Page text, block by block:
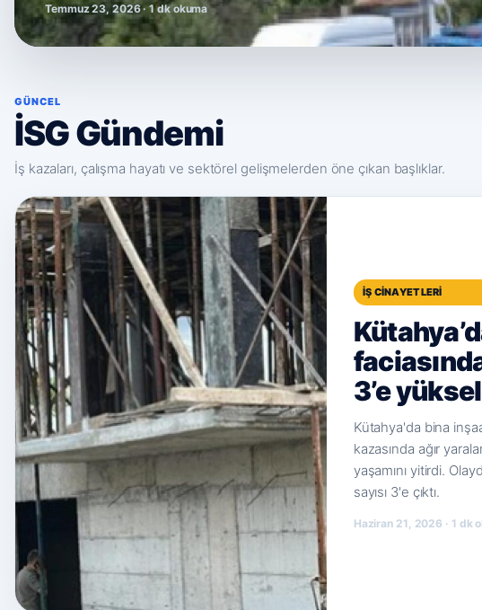
Temmuz 23, 2026 · 1 dk okuma
GÜNCEL
İSG Gündemi
İş kazaları, çalışma hayatı ve sektörel gelişmelerden öne çıkan başlıklar.
İŞ CINAYETLERI
3’e
Kütahya'da bina
kazasında ağır
yaşamını yitirdi.
sayısı 3'e çıktı.
Haziran 21, 2026 · 1 dk